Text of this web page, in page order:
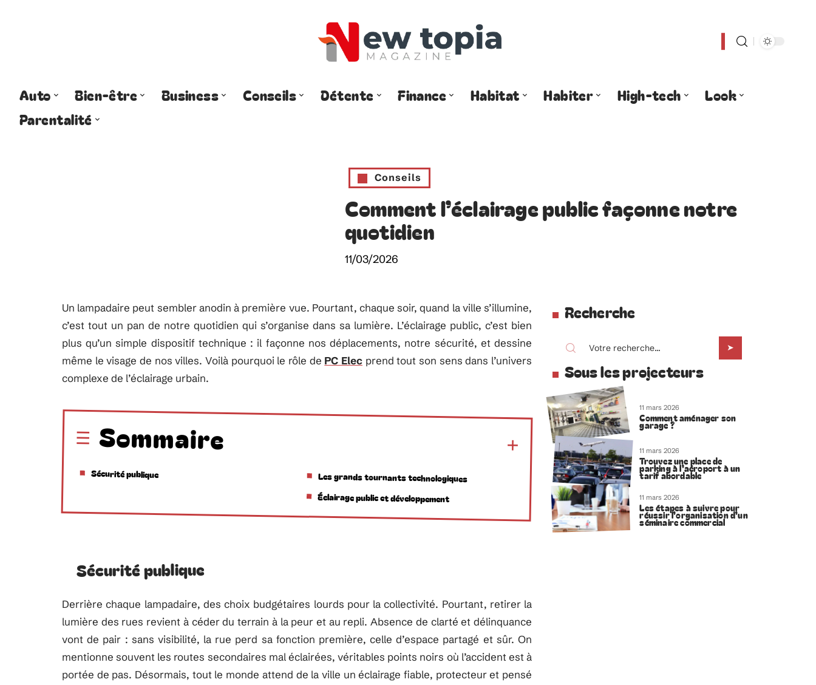
Auto Bien-être Business Conseils Détente Finance Habitat Habiter High-tech
Look
Parentalité
Conseils
Comment l’éclairage public façonne notre
quotidien
11/03/2026
Un lampadaire peut sembler anodin à première vue. Pourtant, chaque soir, quand la ville s’illumine,
c’est tout un pan de notre quotidien qui s’organise dans sa lumière. L’éclairage public, c’est bien
plus qu’un simple dispositif technique : il façonne nos déplacements, notre sécurité, et dessine
même le visage de nos villes. Voilà pourquoi le rôle de PC Elec prend tout son sens dans l’univers
complexe de l’éclairage urbain.
Sommaire
Sécurité publique Les grands tournants technologiques
Éclairage public et développement
Sécurité publique
Derrière chaque lampadaire, des choix budgétaires lourds pour la collectivité. Pourtant, retirer la
lumière des rues revient à céder du terrain à la peur et au repli. Absence de clarté et délinquance
vont de pair : sans visibilité, la rue perd sa fonction première, celle d’espace partagé et sûr. On
mentionne souvent les routes secondaires mal éclairées, véritables points noirs où l’accident est à
portée de pas. Désormais, tout le monde attend de la ville un éclairage fiable, protecteur et pensé
Recherche
Sous les projecteurs
11 mars 2026
Comment aménager son
garage ?
11 mars 2026
Trouvez une place de
parking à l’aéroport à un
tarif abordable
11 mars 2026
Les étapes à suivre pour
réussir l’organisation d’un
séminaire commercial